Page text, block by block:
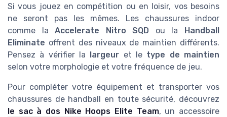
Si vous jouez en compétition ou en loisir, vos besoins
ne seront pas les mêmes. Les chaussures indoor
comme laAccelerate Nitro SQD ou la Handball
Eliminate offrent des niveaux de maintien différents.
Pensez à vérifier la largeur et le type de maintien
selon votre morphologie et votre fréquence de jeu.
Pour compléter votre équipement et transporter vos
chaussures de handball en toute sécurité, découvrez
le sac à dos Nike Hoops Elite Team, un accessoire